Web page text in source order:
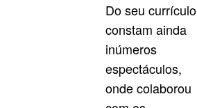
Do seu currículo
constam ainda
inúmeros
espectáculos,
onde colaborou